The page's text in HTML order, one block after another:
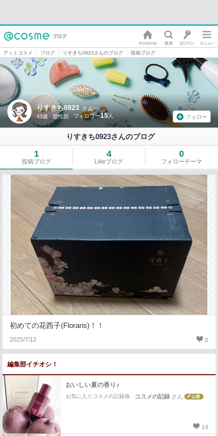
アットコスメ ブログ りすきち0923さんのブログ 投稿ブログ
りすきち0923 さん
43歳 脂性肌 15 フォロー
りすきち0923さんのブログ
1
投稿ブログ
4
Likeブログ
0
フォローテーマ
初めての花西子(Floraris)！！
2025/7/12 0
編集部イチオシ！
おいしい夏の香り♪
お気に入りコスメの記録係 コスメの記録 さん
14